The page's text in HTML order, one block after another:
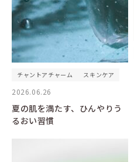
チャントアチャーム スキンケア
2026.06.26
夏の肌を満たす、ひんやりう
るおい習慣